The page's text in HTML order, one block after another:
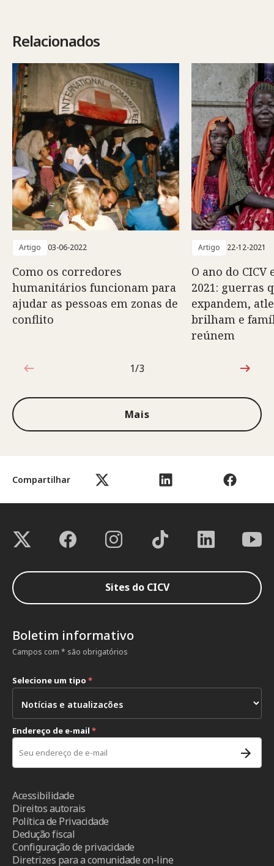
Compartilhar
Relacionados
Artigo 03-06-2022
Como os corredores
humanitários funcionam para
ajudar as pessoas em zonas de
conflito
Artigo 22-12-2021
O ano do
2021: guerras
expandem,
brilham e
reúnem
1 de 3
1/3
Mais
Sites do CICV
Boletim informativo
Campos com * são obrigatórios
Selecione um tipo *
Endereço de e-mail *
Acessibilidade
Direitos autorais
Política de Privacidade
Dedução fiscal
Configuração de privacidade
Diretrizes para a comunidade on-line